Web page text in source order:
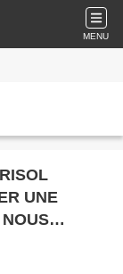
MENU
UNE